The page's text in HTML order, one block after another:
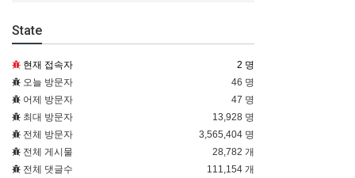
State
현재 접속자
2 명
오늘 방문자
46 명
어제 방문자
47 명
최대 방문자
13,928 명
전체 방문자
3,565,404 명
전체 게시물
28,782 개
전체 댓글수
111,154 개